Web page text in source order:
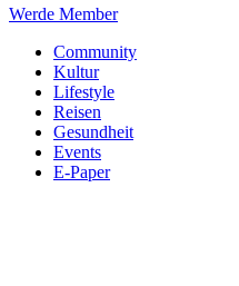
Werde Member
Community
Kultur
Lifestyle
Reisen
Gesundheit
Events
E-Paper